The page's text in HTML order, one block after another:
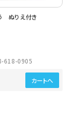
ぬりえ付き
618-0905
カートへ